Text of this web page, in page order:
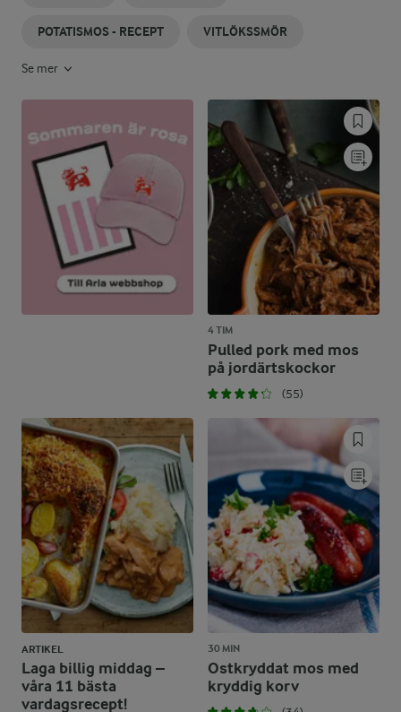
POTATISMOS - RECEPT VITLÖKSSMÖR
Se mer
4 TIM
Pulled pork med mos
på jordärtskockor
(55)
ARTIKEL
Laga billig middag –
våra 11 bästa
vardagsrecept!
30 MIN
Ostkryddat mos med
kryddig korv